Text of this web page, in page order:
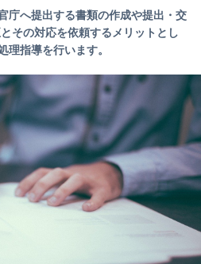
庁へ提出する書類の作成や提出・交
その対応を依頼するメリットとし
理指導を行います。